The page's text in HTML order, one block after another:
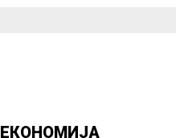
ЕКОНОМИЈА